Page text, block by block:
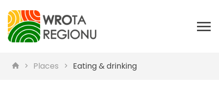
Places Eating & drinking